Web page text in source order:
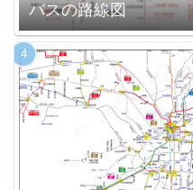
バスの路線図